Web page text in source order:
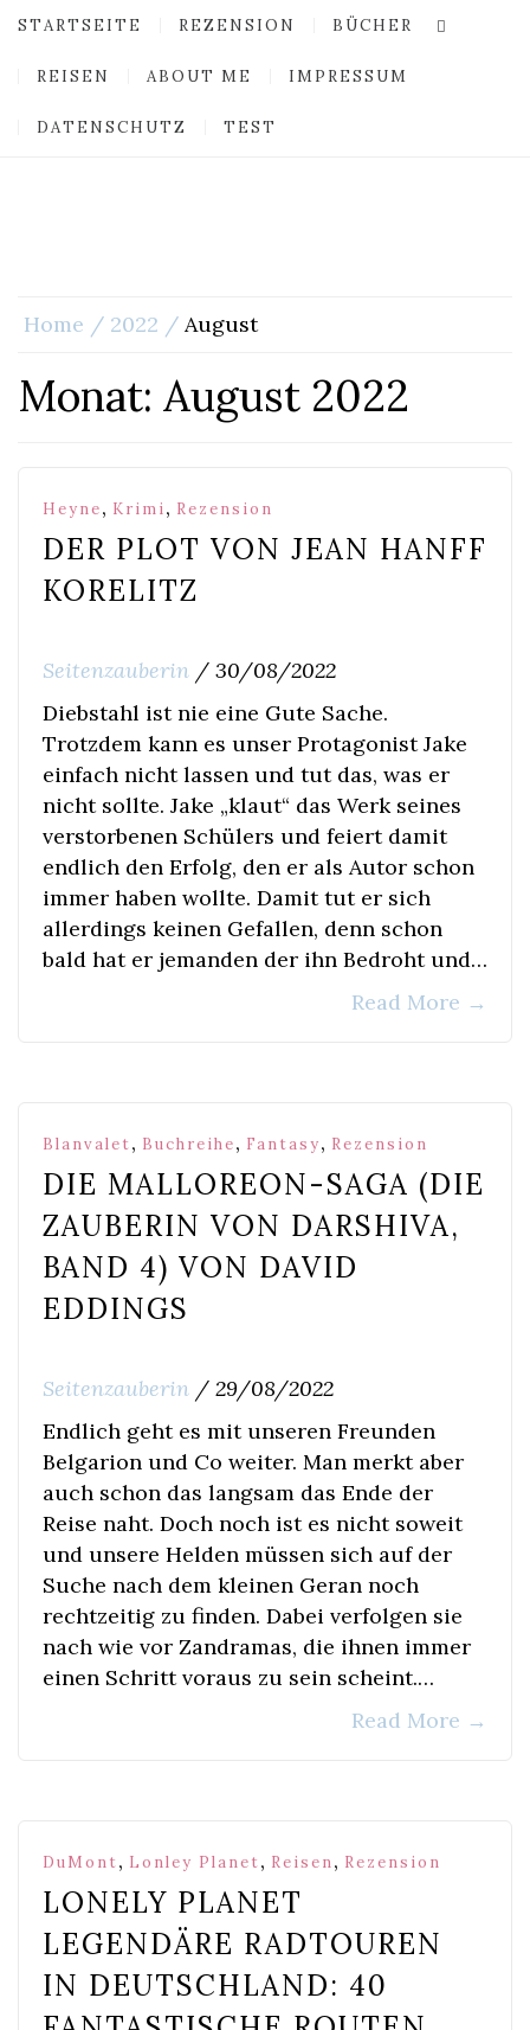
STARTSEITE REZENSION BÜCHER
REISEN ABOUT ME IMPRESSUM
DATENSCHUTZ TEST
Home 2022 August
Monat: August 2022
Heyne, Krimi, Rezension
DER PLOT VON JEAN HANFF
KORELITZ
Seitenzauberin / 30/08/2022
Diebstahl ist nie eine Gute Sache.
Trotzdem kann es unser Protagonist Jake
einfach nicht lassen und tut das, was er
nicht sollte. Jake „klaut“ das Werk seines
verstorbenen Schülers und feiert damit
endlich den Erfolg, den er als Autor schon
immer haben wollte. Damit tut er sich
allerdings keinen Gefallen, denn schon
bald hat er jemanden der ihn Bedroht und…
Read More →
Blanvalet, Buchreihe, Fantasy, Rezension
DIE MALLOREON-SAGA (DIE
ZAUBERIN VON DARSHIVA,
BAND 4) VON DAVID
EDDINGS
Seitenzauberin / 29/08/2022
Endlich geht es mit unseren Freunden
Belgarion und Co weiter. Man merkt aber
auch schon das langsam das Ende der
Reise naht. Doch noch ist es nicht soweit
und unsere Helden müssen sich auf der
Suche nach dem kleinen Geran noch
rechtzeitig zu finden. Dabei verfolgen sie
nach wie vor Zandramas, die ihnen immer
einen Schritt voraus zu sein scheint.…
Read More →
DuMont, Lonley Planet, Reisen, Rezension
LONELY PLANET
LEGENDÄRE RADTOUREN
IN DEUTSCHLAND: 40